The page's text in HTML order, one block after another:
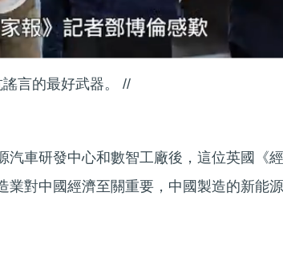
言的最好武器。 //
汽車研發中心和數智工廠後，這位英國《經
業對中國經濟至關重要，中國製造的新能源